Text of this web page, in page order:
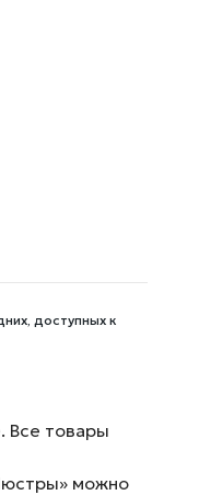
доступных к
Все товары
можно